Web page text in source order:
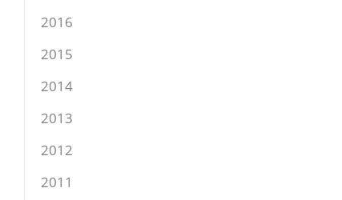
2016
2015
2014
2013
2012
2011